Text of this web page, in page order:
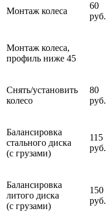
Монтаж колеса
60
руб.
Монтаж колеса,
профиль ниже 45
Снять/установить
колесо
80
руб.
Балансировка
стального диска
(с грузами)
115
руб.
Балансировка
литого диска
(с грузами)
150
руб.